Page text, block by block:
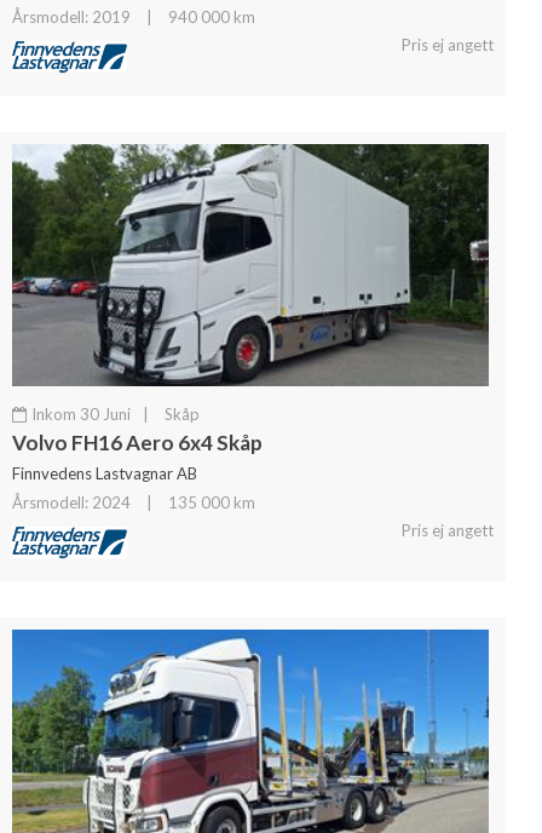
Årsmodell: 2019
940 000 km
Pris ej angett
Inkom 30 Juni Skåp
Volvo FH16 Aero 6x4 Skåp
Finnvedens Lastvagnar AB
Årsmodell: 2024
135 000 km
Pris ej angett